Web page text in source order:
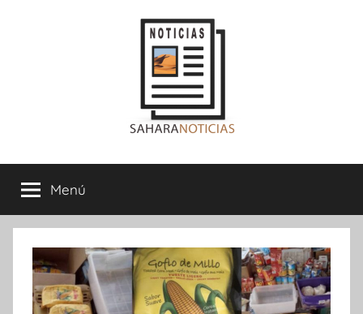
Sahara
Noticias
Menú